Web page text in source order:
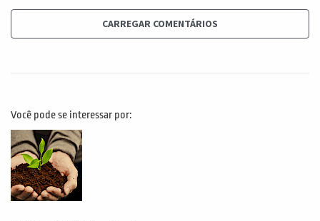
CARREGAR COMENTÁRIOS
Você pode se interessar por: